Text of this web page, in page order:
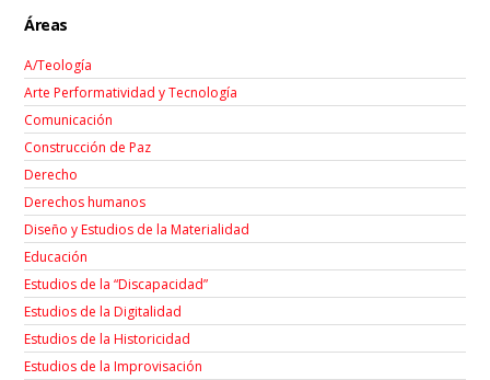
Áreas
A/Teología
Arte Performatividad y Tecnología
Comunicación
Construcción de Paz
Derecho
Derechos humanos
Diseño y Estudios de la Materialidad
Educación
Estudios de la “Discapacidad”
Estudios de la Digitalidad
Estudios de la Historicidad
Estudios de la Improvisación